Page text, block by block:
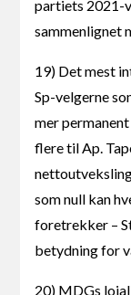
partiets 2021-
sammenlignet
19) Det mest
Sp-velgerne
mer
flere til Ap.
som null kan
foretrekker –
betydning for
20) MDGs